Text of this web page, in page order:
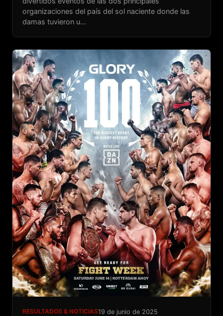
organizaciones del país del sol naciente donde las
damas tuvieron u...
RESULTADOS & NOTICIAS19 de junio de 2025